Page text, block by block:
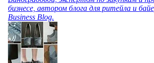
бизнесе, автором блога для ритейла и
Business Blog.